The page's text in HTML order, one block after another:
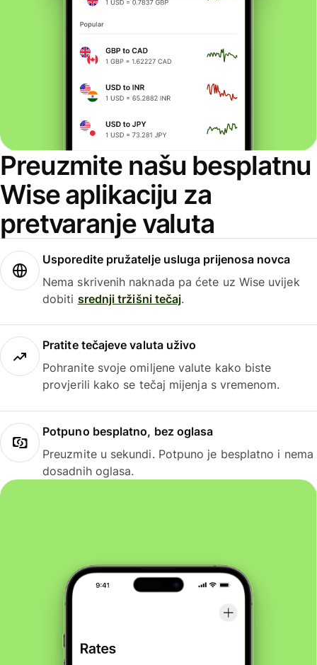
Preuzmite našu besplatnu
Wise aplikaciju za
pretvaranje valuta
Usporedite pružatelje usluga prijenosa novca
Nema skrivenih naknada pa ćete uz Wise uvijek
dobiti srednji tržišni tečaj.
Pratite tečajeve valuta uživo
Pohranite svoje omiljene valute kako biste
provjerili kako se tečaj mijenja s vremenom.
Potpuno besplatno, bez oglasa
Preuzmite u sekundi. Potpuno je besplatno i nema
dosadnih oglasa.